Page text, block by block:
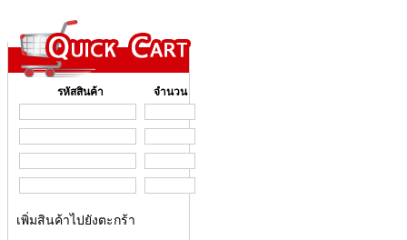
รหัสสินค้า จำนวน
เพิ่มสินค้าไปยังตะกร้า